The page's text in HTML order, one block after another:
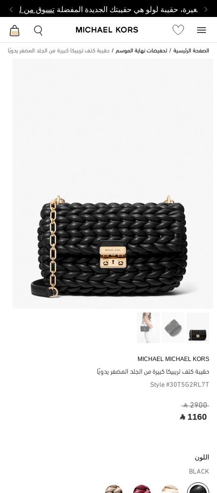
وصغيرة، حقيبة لولو هي حقيبتك الجديدة المفضلة تسوق من لولو
الصفحة الرئيسية تحفيضات نهاية الموسم حقيبة كتف تريبيكا كبيرة من الجلد المضفر يدويًا
MICHAEL MICHAEL KORS
حقيبة كتف تريبيكا كبيرة من الجلد المضفر يدويًا
Style #30T5G2RL7T
‎ ⃁ 2900 ‎
‎ ⃁ 1160 ‎
اللون
BLACK